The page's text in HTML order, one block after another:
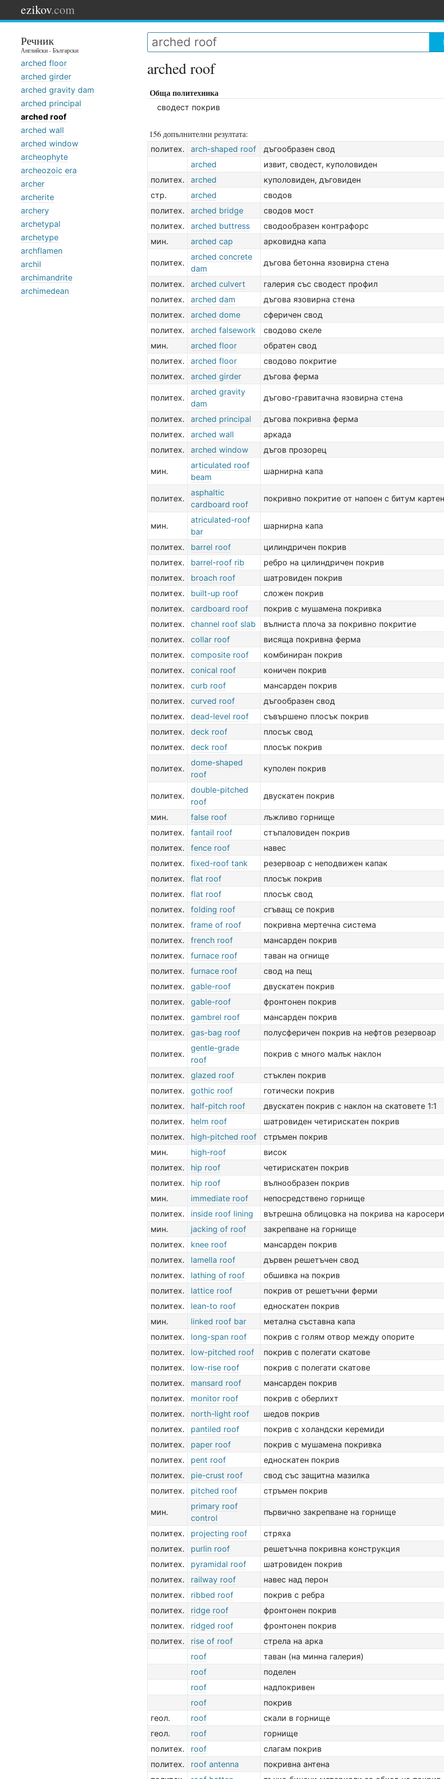
ezikov.com
Речник
Английски - Български
arched floor
arched girder
arched gravity dam
arched principal
arched roof
arched wall
arched window
archeophyte
archeozoic era
archer
archerite
archery
archetypal
archetype
archflamen
archil
archimandrite
archimedean
arched roof
Обща политехника
сводест покрив
156 допълнителни резултата:
политех. arch-shaped roof
дъгообразен свод
arched
извит, сводест, куполовиден
политех.
arched
куполовиден, дъговиден
стр.
arched
сводов
политех.
arched bridge
сводов мост
политех.
arched buttress
сводообразен контрафорс
мин.
arched cap арковидна капа
политех.
arched concrete
dam
дъгова бетонна язовирна стена
политех. arched culvert
галерия със сводест профил
политех.
arched dam
дъгова язовирна стена
политех.
arched dome
сферичен свод
политех.
arched falsework
сводово скеле
мин.
arched floor
обратен свод
политех.
arched floor
сводово покритие
политех.
arched girder дъгова ферма
политех.
arched gravity
dam
дъгово-гравитачна язовирна стена
политех. arched principal
дъгова покривна ферма
политех.
arched wall
аркада
политех.
arched window дъгов прозорец
мин.
articulated roof
beam
шарнирна капа
политех.
asphaltic
cardboard roof
покривно покритие от напоен с битум картен
мин.
atriculated-roof
bar
шарнирна капа
политех. barrel roof
цилиндричен покрив
политех.
barrel-roof rib
ребро на цилиндричен покрив
политех.
broach roof
шатровиден покрив
политех.
built-up roof
сложен покрив
политех.
cardboard roof
покрив с мушамена покривка
политех.
channel roof slab
вълниста плоча за покривно покритие
политех.
collar roof
висяща покривна ферма
политех.
composite roof
комбиниран покрив
политех.
conical roof
коничен покрив
политех.
curb roof
мансарден покрив
политех.
curved roof
дъгообразен свод
политех.
dead-level roof
съвършено плосък покрив
политех.
deck roof
плосък свод
политех.
deck roof плосък покрив
политех.
dome-shaped
roof
куполен покрив
политех.
double-pitched
roof
двускатен покрив
мин. false roof
лъжливо горнище
политех.
fantail roof
стъпаловиден покрив
политех.
fence roof
навес
политех.
fixed-roof tank
резервоар с неподвижен капак
политех.
flat roof
плосък покрив
политех.
flat roof
плосък свод
политех.
folding roof
сгъващ се покрив
политех.
frame of roof
покривна мертечна система
политех.
french roof
мансарден покрив
политех.
furnace roof
таван на огнище
политех.
furnace roof
свод на пещ
политех.
gable-roof
двускатен покрив
политех.
gable-roof
фронтонен покрив
политех.
gambrel roof
мансарден покрив
политех.
gas-bag roof полусферичен покрив на нефтов резервоар
политех.
gentle-grade
roof
покрив с много малък наклон
политех. glazed roof
стъклен покрив
политех.
gothic roof
готически покрив
политех.
half-pitch roof
двускатен покрив с наклон на скатовете 1:1
политех.
helm roof
шатровиден четирискатен покрив
политех.
high-pitched roof
стръмен покрив
мин.
high-roof
висок
политех.
hip roof
четирискатен покрив
политех.
hip roof
вълнообразен покрив
мин.
immediate roof
непосредствено горнище
политех.
inside roof lining
вътрешна облицовка на покрива на
мин.
jacking of roof
закрепване на горнище
политех.
knee roof
мансарден покрив
политех.
lamella roof
дървен решетъчен свод
политех.
lathing of roof
обшивка на покрив
политех.
lattice roof
покрив от решетъчни ферми
политех.
lean-to roof
едноскатен покрив
мин.
linked roof bar
метална съставна капа
политех.
long-span roof
покрив с голям отвор между опорите
политех.
low-pitched roof
покрив с полегати скатове
политех.
low-rise roof
покрив с полегати скатове
политех.
mansard roof
мансарден покрив
политех.
monitor roof
покрив с оберлихт
политех.
north-light roof
шедов покрив
политех.
pantiled roof
покрив с холандски керемиди
политех.
paper roof
покрив с мушамена покривка
политех.
pent roof
едноскатен покрив
политех.
pie-crust roof
свод със защитна мазилка
политех.
pitched roof стръмен покрив
мин.
primary roof
control
първично закрепване на горнище
политех. projecting roof
стряха
политех.
purlin roof
решетъчна покривна конструкция
политех.
pyramidal roof
шатровиден покрив
политех.
railway roof
навес над перон
политех.
ribbed roof
покрив с ребра
политех.
ridge roof
фронтонен покрив
политех.
ridged roof
фронтонен покрив
политех.
rise of roof
стрела на арка
roof
таван (на минна галерия)
roof
поделен
roof
надпокривен
roof
покрив
геол.
roof
скали в горнище
геол.
roof
горнище
политех.
roof
слагам покрив
политех.
roof antenna
покривна антена